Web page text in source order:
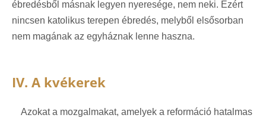
ébredésből másnak legyen nyeresége, nem neki. Ezért
nincsen katolikus terepen ébredés, melyből elsősorban
nem magának az egyháznak lenne haszna.
IV. A kvékerek
Azokat a mozgalmakat, amelyek a reformáció hatalmas